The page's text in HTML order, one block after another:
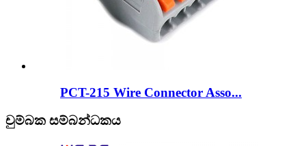
PCT-215 Wire Connector Asso...
චුම්බක සම්බන්ධකය